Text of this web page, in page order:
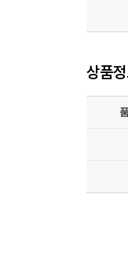
상품